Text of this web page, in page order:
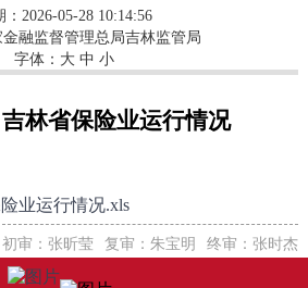
：2026-05-28 10:14:56
金融监督管理总局吉林监管局
字体： 大 中 小
林省保险业运行情况
业运行情况.xls
初审：张昕莹 复审：朱宝明 终审：张时杰